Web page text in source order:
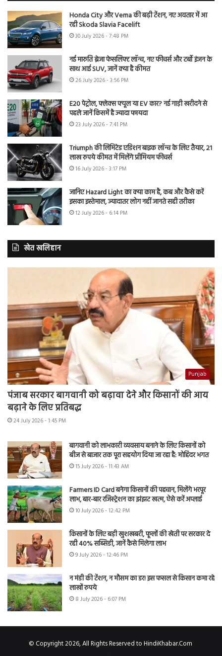
Honda City और Verna की बढ़ी टेंशन, नए अवतार में आ
रही Skoda Slavia Facelift
30 July 2026 - 7:48 PM
नई मारुति ब्रेजा फेसलिफ्ट लॉन्च, नए फीचर्स और टर्बो इंजन के
साथ आई SUV, जानें क्या है कीमत
26 July 2026 - 3:56 PM
E20 पेट्रोल, फ्लेक्स फ्यूल या EV कार? नई गाड़ी खरीदने से
पहले जानें किसमें है ज्यादा फायदा
23 July 2026 - 7:41 PM
Triumph की लिमिटेड एडिशन बाइक लॉन्च के लिए तैयार, 21
लाख रुपये कीमत में मिलेंगे प्रीमियम फीचर्स
16 July 2026 - 3:17 PM
जानिए Hazard Light का क्या काम है, कब और कैसे करें
इसका इस्तेमाल, ज्यादातर लोग नहीं जानते सही तरीका
12 July 2026 - 6:14 PM
खेत खलिहान
Punjab
पंजाब सरकार बागवानी को बढ़ावा देने और किसानों की आय
बढ़ाने के लिए प्रतिबद्ध
24 July 2026 - 1:45 PM
बागवानी को लाभकारी व्यवसाय बनाने के लिए किसानों को
बीज से बाजार तक पूरा सहयोग दिया जा रहा है: मोहिंदर भगत
15 July 2026 - 11:43 AM
Farmers ID Card बनेगा किसानों की पहचान, मिलेंगे भरपूर
लाभ, बार-बार रजिस्ट्रेशन का झंझट खत्म, ऐसे करें अप्लाई
10 July 2026 - 12:42 PM
किसानों के लिए बड़ी खुशखबरी, फूलों की खेती पर सरकार दे
रही 40% सब्सिडी, जानें कैसे मिलेगा लाभ
9 July 2026 - 12:46 PM
न मंडी की टेंशन, न मौसम का डर! इस फसल से किसान कमा रहे
लाखों रुपये
8 July 2026 - 6:07 PM
© Copyright 2026, All Rights Reserved to HindiKhabar.Com